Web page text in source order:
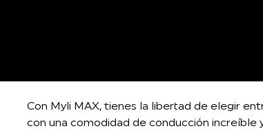
Con Myli MAX, tienes la libertad de elegir
con una comodidad de conducción